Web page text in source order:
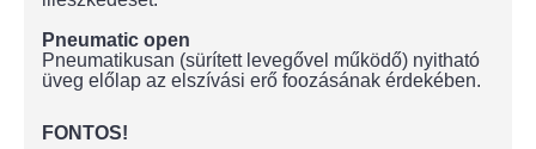
Pneumatic open
Pneumatikusan (sürített levegővel működő) nyitható
üveg előlap az elszívási erő foozásának érdekében.
FONTOS!